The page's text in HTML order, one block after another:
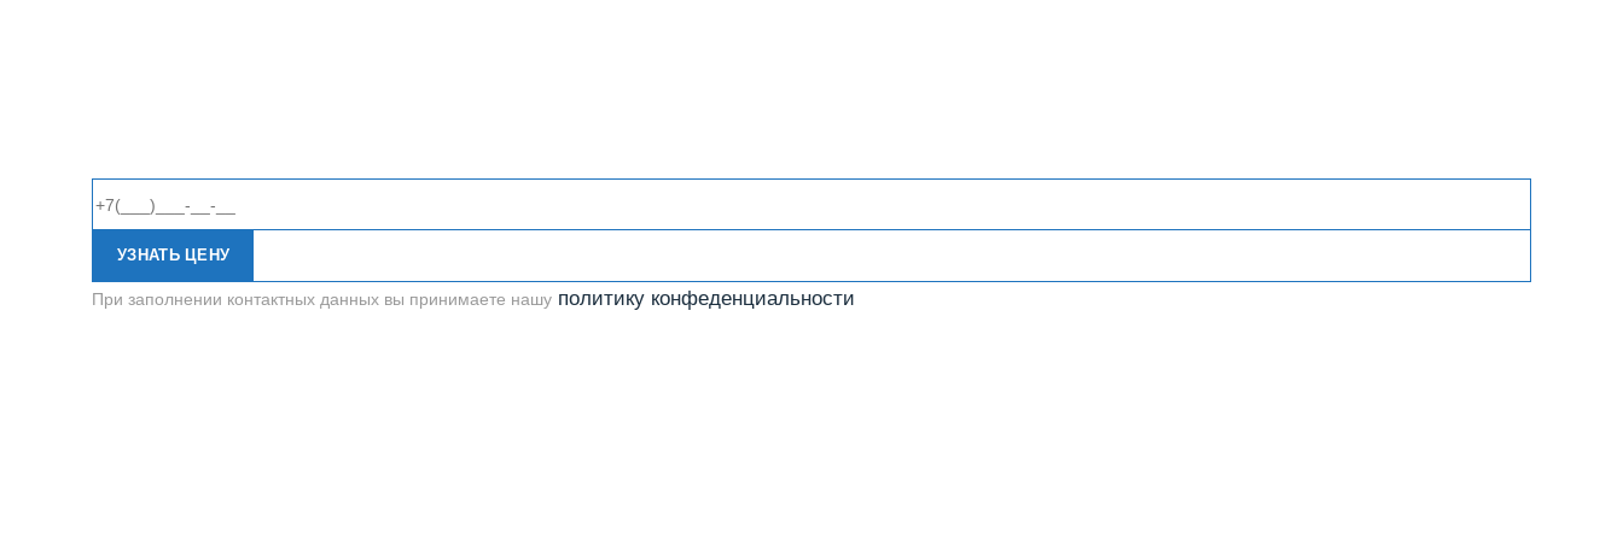
УЗНАТЬ ЦЕНУ
При заполнении контактных данных вы принимаете нашу политику конфеденциальности